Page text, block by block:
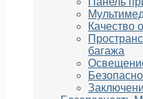
Качество
багажа